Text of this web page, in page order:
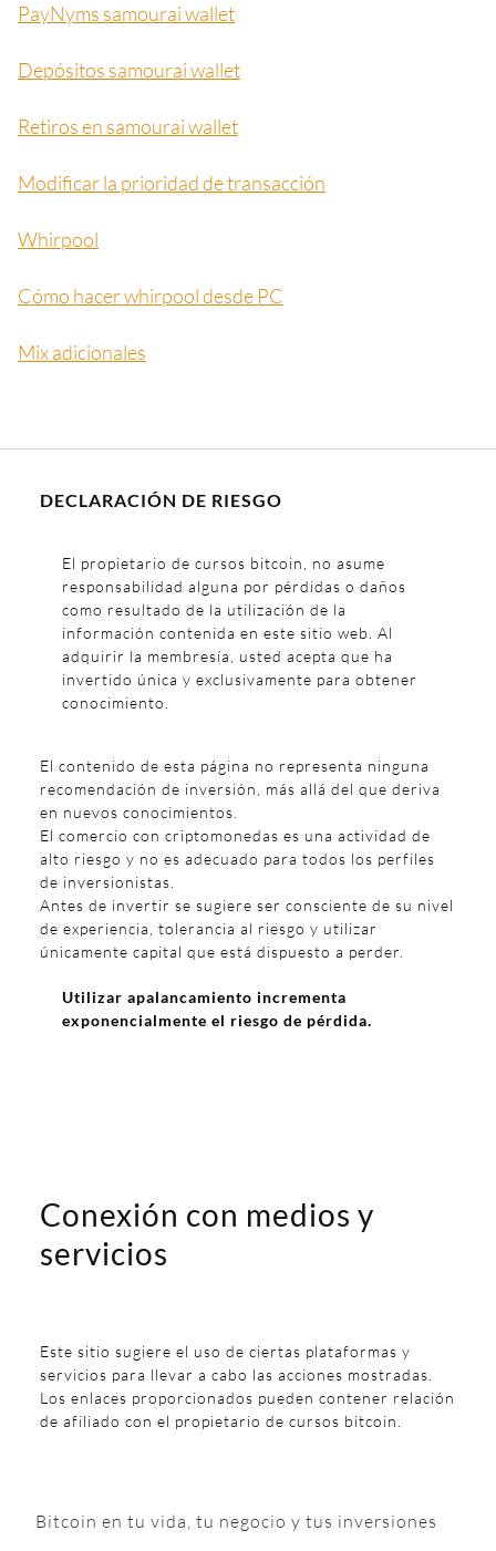
PayNyms samourai wallet
Depósitos samourai wallet
Retiros en samourai wallet
Modificar la prioridad de transacción
Whirpool
Cómo hacer whirpool desde PC
Mix adicionales
DECLARACIÓN DE RIESGO
El propietario de cursos bitcoin, no asume
responsabilidad alguna por pérdidas o daños
como resultado de la utilización de la
información contenida en este sitio web. Al
adquirir la membresía, usted acepta que ha
invertido única y exclusivamente para obtener
conocimiento.
El contenido de esta página no representa ninguna
recomendación de inversión, más allá del que deriva
en nuevos conocimientos.
El comercio con criptomonedas es una actividad de
alto riesgo y no es adecuado para todos los perfiles
de inversionistas.
Antes de invertir se sugiere ser consciente de su nivel
de experiencia, tolerancia al riesgo y utilizar
únicamente capital que está dispuesto a perder.
Utilizar apalancamiento incrementa
exponencialmente el riesgo de pérdida.
Conexión con medios y
servicios
Este sitio sugiere el uso de ciertas plataformas y
servicios para llevar a cabo las acciones mostradas.
Los enlaces proporcionados pueden contener relación
de afiliado con el propietario de cursos bitcoin.
Bitcoin en tu vida, tu negocio y tus inversiones